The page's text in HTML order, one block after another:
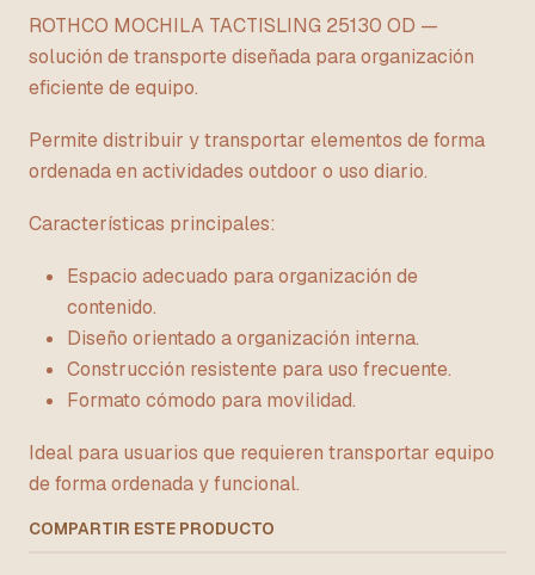
ROTHCO MOCHILA TACTISLING 25130 OD —
solución de transporte diseñada para organización
eficiente de equipo.
Permite distribuir y transportar elementos de forma
ordenada en actividades outdoor o uso diario.
Características principales:
Espacio adecuado para organización de
contenido.
Diseño orientado a organización interna.
Construcción resistente para uso frecuente.
Formato cómodo para movilidad.
Ideal para usuarios que requieren transportar equipo
de forma ordenada y funcional.
COMPARTIR ESTE PRODUCTO